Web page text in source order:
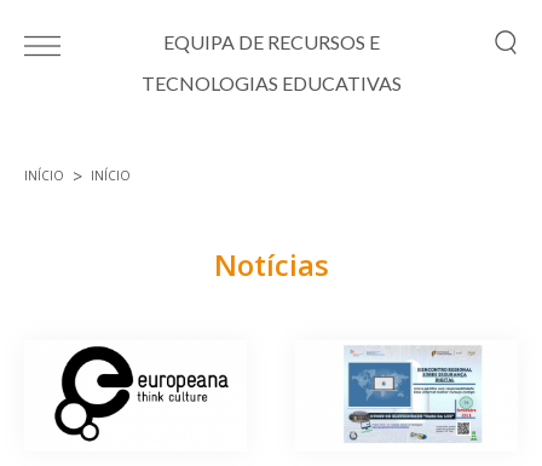
EQUIPA DE RECURSOS E
TECNOLOGIAS EDUCATIVAS
INÍCIO INÍCIO
Notícias
Páginas